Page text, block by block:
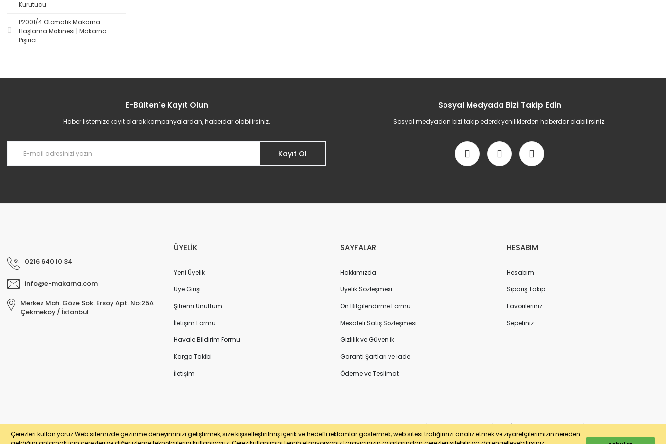
Çerezleri kullanıyoruz Web sitemizde gezinme deneyiminizi geliştirmek, size kişiselleştirilmiş içerik ve hedefli reklamlar göstermek, web sitesi trafiğimizi analiz etmek ve ziyaretçilerimizin nereden
Kurutucu
P2001/4 Otomatik Makarna
Haşlama Makinesi | Makarna
Pişirici
E-Bülten'e Kayıt Olun
Haber listemize kayıt olarak kampanyalardan, haberdar olabilirsiniz.
Kayıt Ol
Sosyal Medyada Bizi Takip Edin
Sosyal medyadan bizi takip ederek yeniliklerden haberdar olabilirsiniz.
0216 640 10 34
info@e-makarna.com
Merkez Mah. Göze Sok. Ersoy Apt. No:25A
Çekmeköy / İstanbul
ÜYELİK
Yeni Üyelik
Üye Girişi
Şifremi Unuttum
İletişim Formu
Havale Bildirim Formu
Kargo Takibi
İletişim
SAYFALAR
Hakkımızda
Üyelik Sözleşmesi
Ön Bilgilendirme Formu
Mesafeli Satış Sözleşmesi
Gizlilik ve Güvenlik
Garanti Şartları ve İade
Ödeme ve Teslimat
HESABIM
Hesabım
Sipariş Takip
Favorileriniz
Sepetiniz
© e-makarna.com Tüm Hakları Saklıdır. Kredi kartı bilgileriniz 256bit SSL sertifikası ile korunmaktadır. Pasfil Makine Sanayi ve Ticaret Ltd. Şti. | Vergi No: 7220436611 | MERSİS No: 072204366100013 | Ticaret Sicil No: 586968-0